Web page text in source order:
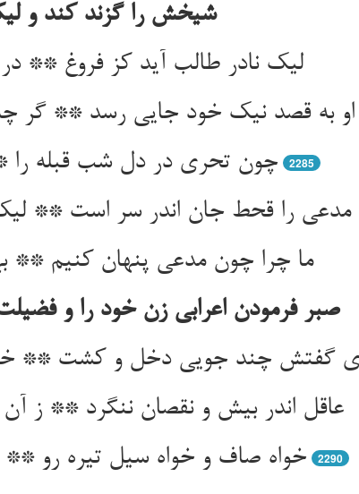
شیخش را گزند کند و
او به قصد نیک خود جایی رسد ** گر
چون تحری در دل شب قبله را **
2285
ما چرا چون مدعی پنهان کنیم ** بهر ناموس مزور جان کنیم‌‌
صبر فرمودن اعرابی زن خود را و فضیلت صبر و فقر بیان کردن با زن‌‌
عاقل اندر بیش و نقصان ننگرد ** ز
خواه صاف و خواه سیل تیره رو
2290